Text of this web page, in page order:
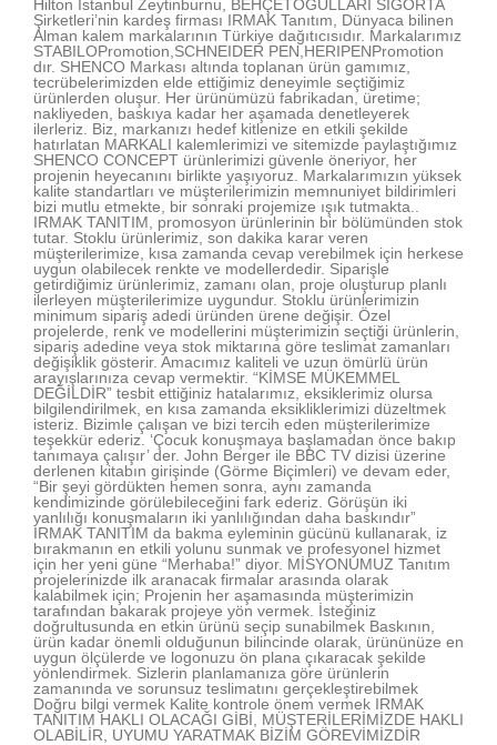
Hilton İstanbul Zeytinburnu, BEHÇETOĞULLARI SİGORTA
Şirketleri’nin kardeş firması IRMAK Tanıtım, Dünyaca bilinen
Alman kalem markalarının Türkiye dağıtıcısıdır. Markalarımız
STABILOPromotion,SCHNEIDER PEN,HERIPENPromotion
dır. SHENCO Markası altında toplanan ürün gamımız,
tecrübelerimizden elde ettiğimiz deneyimle seçtiğimiz
ürünlerden oluşur. Her ürünümüzü fabrikadan, üretime;
nakliyeden, baskıya kadar her aşamada denetleyerek
ilerleriz. Biz, markanızı hedef kitlenize en etkili şekilde
hatırlatan MARKALI kalemlerimizi ve sitemizde paylaştığımız
SHENCO CONCEPT ürünlerimizi güvenle öneriyor, her
projenin heyecanını birlikte yaşıyoruz. Markalarımızın yüksek
kalite standartları ve müşterilerimizin memnuniyet bildirimleri
bizi mutlu etmekte, bir sonraki projemize ışık tutmakta..
IRMAK TANITIM, promosyon ürünlerinin bir bölümünden stok
tutar. Stoklu ürünlerimiz, son dakika karar veren
müşterilerimize, kısa zamanda cevap verebilmek için herkese
uygun olabilecek renkte ve modellerdedir. Siparişle
getirdiğimiz ürünlerimiz, zamanı olan, proje oluşturup planlı
ilerleyen müşterilerimize uygundur. Stoklu ürünlerimizin
minimum sipariş adedi üründen ürene değişir. Özel
projelerde, renk ve modellerini müşterimizin seçtiği ürünlerin,
sipariş adedine veya stok miktarına göre teslimat zamanları
değişiklik gösterir. Amacımız kaliteli ve uzun ömürlü ürün
arayışlarınıza cevap vermektir. “KİMSE MÜKEMMEL
DEĞİLDİR” tesbit ettiğiniz hatalarımız, eksiklerimiz olursa
bilgilendirilmek, en kısa zamanda eksikliklerimizi düzeltmek
isteriz. Bizimle çalışan ve bizi tercih eden müşterilerimize
teşekkür ederiz. ‘Çocuk konuşmaya başlamadan önce bakıp
tanımaya çalışır’ der. John Berger ile BBC TV dizisi üzerine
derlenen kitabın girişinde (Görme Biçimleri) ve devam eder,
“Bir şeyi gördükten hemen sonra, aynı zamanda
kendimizinde görülebileceğini fark ederiz. Görüşün iki
yanlılığı konuşmaların iki yanlılığından daha baskındır”
IRMAK TANITIM da bakma eyleminin gücünü kullanarak, iz
bırakmanın en etkili yolunu sunmak ve profesyonel hizmet
için her yeni güne “Merhaba!” diyor. MİSYONUMUZ Tanıtım
projelerinizde ilk aranacak firmalar arasında olarak
kalabilmek için; Projenin her aşamasında müşterimizin
tarafından bakarak projeye yön vermek. İsteğiniz
doğrultusunda en etkin ürünü seçip sunabilmek Baskının,
ürün kadar önemli olduğunun bilincinde olarak, ürününüze en
uygun ölçülerde ve logonuzu ön plana çıkaracak şekilde
yönlendirmek. Sizlerin planlamanıza göre ürünlerin
zamanında ve sorunsuz teslimatını gerçekleştirebilmek
Doğru bilgi vermek Kalite kontrole önem vermek IRMAK
TANITIM HAKLI OLACAĞI GİBİ, MÜŞTERİLERİMİZDE HAKLI
OLABİLİR, UYUMU YARATMAK BİZİM GÖREVİMİZDİR